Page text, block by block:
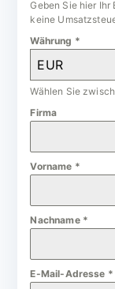
Geben Sie hier Ihr
keine
Währung *
EUR
Wählen Sie
Firma
Vorname *
Nachname *
E-Mail-Adresse *